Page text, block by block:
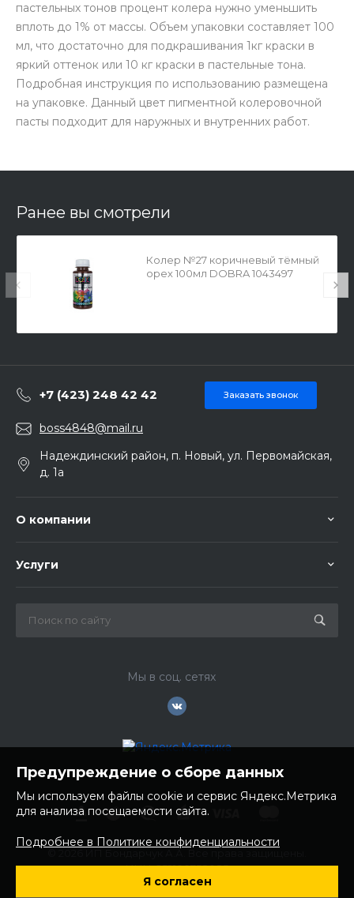
пастельных тонов процент колера нужно уменьшить
вплоть до 1% от массы. Объем упаковки составляет 100
мл, что достаточно для подкрашивания 1кг краски в
яркий оттенок или 10 кг краски в пастельные тона.
Подробная инструкция по использованию размещена
на упаковке. Данный цвет пигментной колеровочной
пасты подходит для наружных и внутренних работ.
Ранее вы смотрели
Колер №27 коричневый тёмный
орех 100мл DOBRA 1043497
+7 (423) 248 42 42 Заказать звонок
boss4848@mail.ru
Надеждинский район, п. Новый, ул. Первомайская,
д. 1а
О компании
Услуги
Мы в соц. сетях
ИНН: 252100758085
ОГРНИП: 304250236200270
Предупреждение о сборе данных
Мы используем файлы cookie и сервис Яндекс.Метрика
для анализа посещаемости сайта.
Подробнее в Политике конфиденциальности
Я согласен